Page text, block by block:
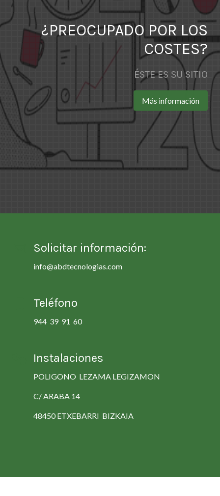
¿PREOCUPADO POR LOS
COSTES?
ÉSTE ES SU SITIO
Más información
Solicitar información:
info@abdtecnologias.com
Teléfono
944 39 91 60
Instalaciones
POLIGONO LEZAMA LEGIZAMON
C/ ARABA 14
48450 ETXEBARRI BIZKAIA